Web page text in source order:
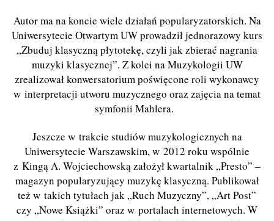
Autor ma na koncie wiele działań popularyzatorskich. Na
Uniwersytecie Otwartym UW prowadził jednorazowy kurs
„Zbuduj klasyczną płytotekę, czyli jak zbierać nagrania
muzyki klasycznej”. Z kolei na Muzykologii UW
zrealizował konwersatorium poświęcone roli wykonawcy
w interpretacji utworu muzycznego oraz zajęcia na temat
symfonii Mahlera.
Jeszcze w trakcie studiów muzykologicznych na
Uniwersytecie Warszawskim, w 2012 roku wspólnie
z Kingą A. Wojciechowską założył kwartalnik „Presto” –
magazyn popularyzujący muzykę klasyczną. Publikował
też w takich tytułach jak „Ruch Muzyczny”, „Art Post”
czy „Nowe Książki” oraz w portalach internetowych. W